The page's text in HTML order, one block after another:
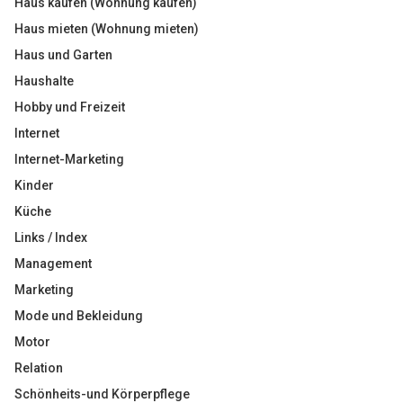
Haus mieten (Wohnung mieten)
Haus und Garten
Haushalte
Hobby und Freizeit
Internet
Internet-Marketing
Kinder
Küche
Links / Index
Management
Marketing
Mode und Bekleidung
Motor
Relation
Schönheits-und Körperpflege